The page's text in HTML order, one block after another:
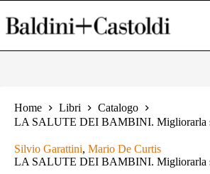
al
contenuto
Home Libri
Catalogo
LA SALUTE DEI BAMBINI. Migliorarla
Silvio Garattini, Mario De Curtis
LA SALUTE DEI BAMBINI. Migliorarla